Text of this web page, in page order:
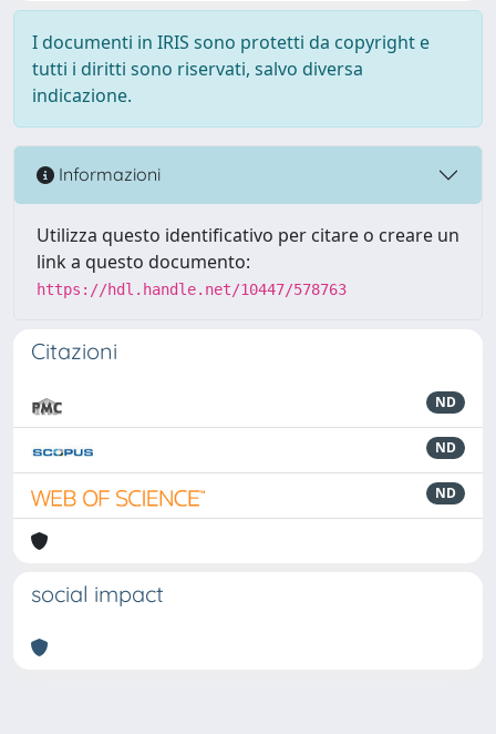
I documenti in IRIS sono protetti da copyright e
tutti i diritti sono riservati, salvo diversa
indicazione.
Informazioni
Utilizza questo identificativo per citare o creare un
link a questo documento:
https://hdl.handle.net/10447/578763
Citazioni
ND
ND
ND
social impact